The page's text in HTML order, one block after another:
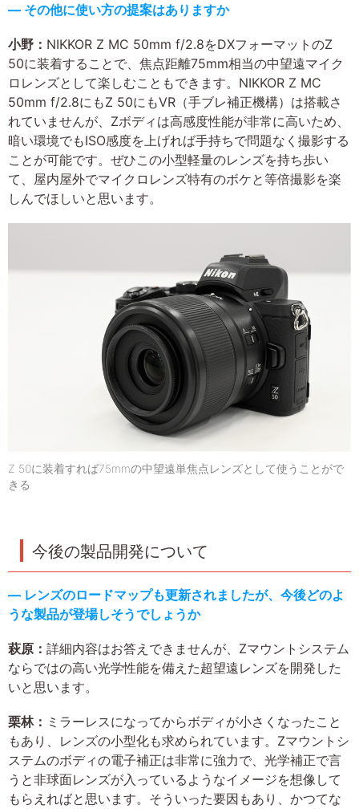
― その他に使い方の提案はありますか
小野： NIKKOR Z MC 50mm f/2.8をDXフォーマットのZ
50に装着することで、焦点距離75mm相当の中望遠マイク
ロレンズとして楽しむこともできます。NIKKOR Z MC
50mm f/2.8にもZ 50にもVR（手ブレ補正機構）は搭載さ
れていませんが、Zボディは高感度性能が非常に高いため、
暗い環境でもISO感度を上げれば手持ちで問題なく撮影する
ことが可能です。ぜひこの小型軽量のレンズを持ち歩い
て、屋内屋外でマイクロレンズ特有のボケと等倍撮影を楽
しんでほしいと思います。
Z 50に装着すれば75mmの中望遠単焦点レンズとして使うことがで
きる
今後の製品開発について
― レンズのロードマップも更新されましたが、今後どのよ
うな製品が登場しそうでしょうか
萩原： 詳細内容はお答えできませんが、Zマウントシステム
ならではの高い光学性能を備えた超望遠レンズを開発した
いと思います。
栗林： ミラーレスになってからボディが小さくなったこと
もあり、レンズの小型化も求められています。Zマウントシ
ステムのボディの電子補正は非常に強力で、光学補正で言
うと非球面レンズが入っているようなイメージを想像して
もらえればと思います。そういった要因もあり、かつてな